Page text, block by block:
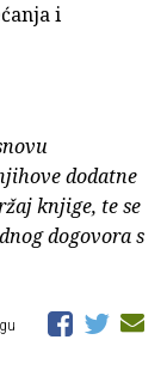
i
dodatne
knjige, te se
dogovora s